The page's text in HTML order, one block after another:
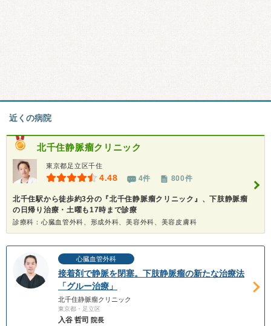
近くの病院
北千住静脈瘤クリニック
東京都足立区千住
4.48 4件 800件
北千住駅から徒歩約3分の『北千住静脈瘤クリニック』、下肢静脈瘤
の日帰り治療・土曜も17時まで診療
診療科：心臓血管外科、形成外科、美容外科、美容皮膚科
心臓血管外科
接着剤で静脈を閉塞。下肢静脈瘤の新たな治療法
「グルー治療」
北千住静脈瘤クリニック
東京都・足立区
入谷 哲司 院長